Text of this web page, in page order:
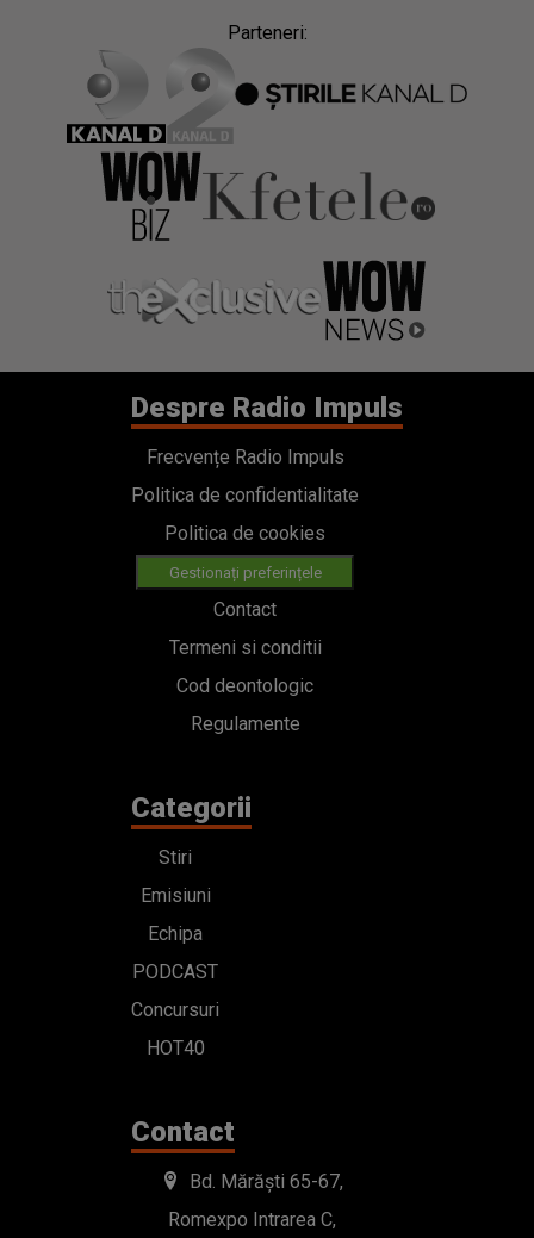
Parteneri:
Despre Radio Impuls
Frecvențe Radio Impuls
Politica de confidentialitate
Politica de cookies
Gestionați preferințele
Contact
Termeni si conditii
Cod deontologic
Regulamente
Categorii
Stiri
Emisiuni
Echipa
PODCAST
Concursuri
HOT40
Contact
Bd. Mărăști 65-67,
Romexpo Intrarea C,